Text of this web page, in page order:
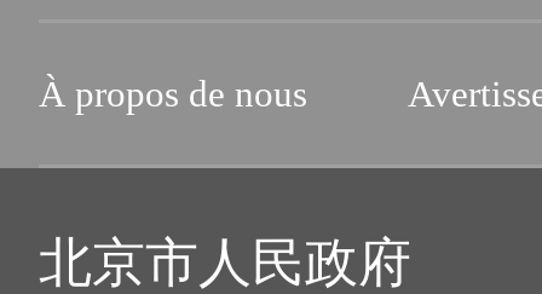
À propos de nous
北京市人民政府